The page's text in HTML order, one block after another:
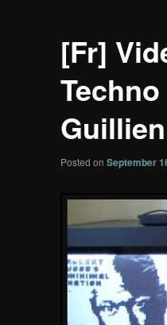
[Fr]
Guillien
Posted on September